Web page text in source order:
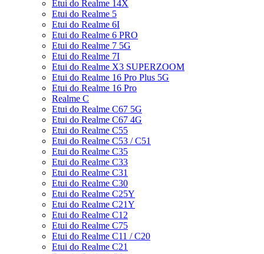
Etui do Realme 14X
Etui do Realme 5
Etui do Realme 6I
Etui do Realme 6 PRO
Etui do Realme 7 5G
Etui do Realme 7I
Etui do Realme X3 SUPERZOOM
Etui do Realme 16 Pro Plus 5G
Etui do Realme 16 Pro
Realme C
Etui do Realme C67 5G
Etui do Realme C67 4G
Etui do Realme C55
Etui do Realme C53 / C51
Etui do Realme C35
Etui do Realme C33
Etui do Realme C31
Etui do Realme C30
Etui do Realme C25Y
Etui do Realme C21Y
Etui do Realme C12
Etui do Realme C75
Etui do Realme C11 / C20
Etui do Realme C21